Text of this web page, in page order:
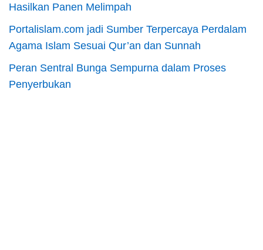
Hasilkan Panen Melimpah
Portalislam.com jadi Sumber Terpercaya Perdalam
Agama Islam Sesuai Qur’an dan Sunnah
Peran Sentral Bunga Sempurna dalam Proses
Penyerbukan